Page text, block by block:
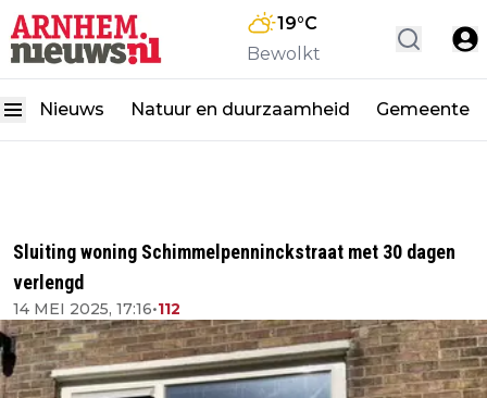
19°C
Bewolkt
Nieuws Natuur en duurzaamheid Gemeente
Sluiting woning Schimmelpenninckstraat met 30 dagen
verlengd
14 MEI 2025, 17:16•112